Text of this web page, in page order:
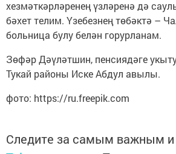
хезмәткәрләренең үзләренә дә
бәхет телим. Үзебезнең төбәктә –
больница булу белән горурланам.
Зөфәр Дәүләтшин, пенсиядәге
Тукай районы Иске Абдул авылы.
фото: https://ru.freepik.com
Следите за самым важным